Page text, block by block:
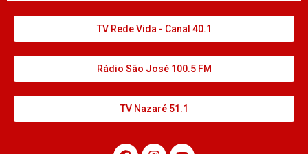
TV Rede Vida - Canal 40.1
Rádio São José 100.5 FM
TV Nazaré 51.1